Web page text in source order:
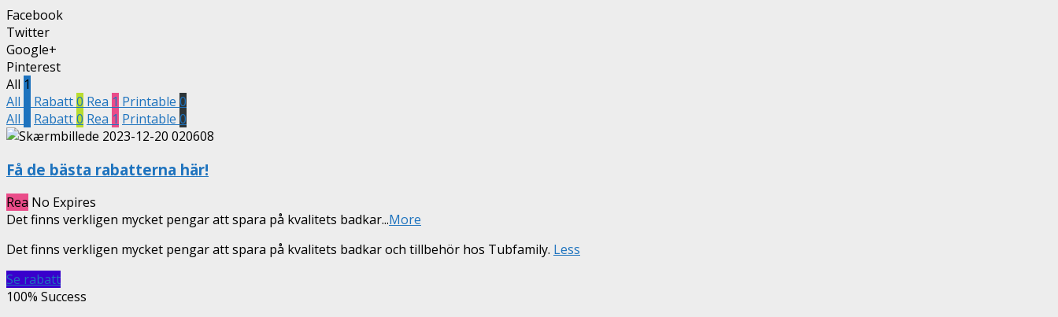
Facebook
Twitter
Google+
Pinterest
All 1
All
Rabatt0 Rea 1 Printable 0
All
Rabatt0 Rea 1 Printable 0
Få de bästa rabatterna här!
Rea No Expires
Det finns verkligen mycket pengar att spara på kvalitets badkar...More
Det finns verkligen mycket pengar att spara på kvalitets badkar och tillbehör hos Tubfamily. Less
Se rabatt
100% Success